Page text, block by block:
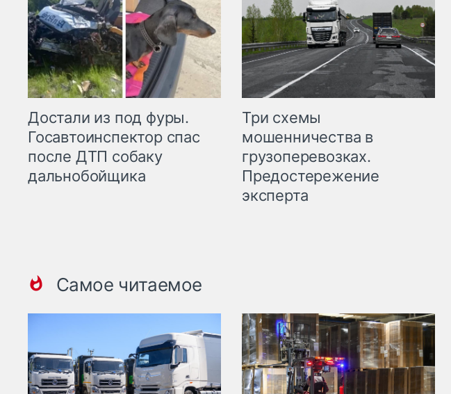
Достали из под фуры.
Госавтоинспектор спас
после ДТП собаку
дальнобойщика
Три схемы
мошенничества в
грузоперевозках.
Предостережение
эксперта
Самое читаемое